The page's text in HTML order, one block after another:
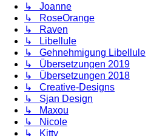
↳ Joanne
↳ RoseOrange
↳ Raven
↳ Libellule
↳ Gehnehmigung Libellule
↳ Übersetzungen 2019
↳ Übersetzungen 2018
↳ Creative-Designs
↳ Sjan Design
↳ Maxou
↳ Nicole
↳ Kitty